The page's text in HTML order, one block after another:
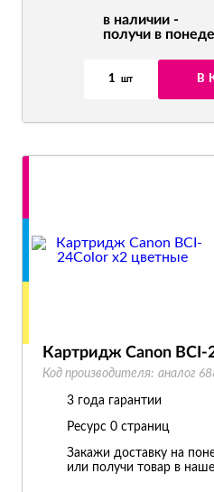
в наличии -
получи в
1 шт В
Картридж Canon BCI-
Код производителя: аналог
3 года гарантии
Ресурс 0 страниц
Закажи доставку на
или получи товар в